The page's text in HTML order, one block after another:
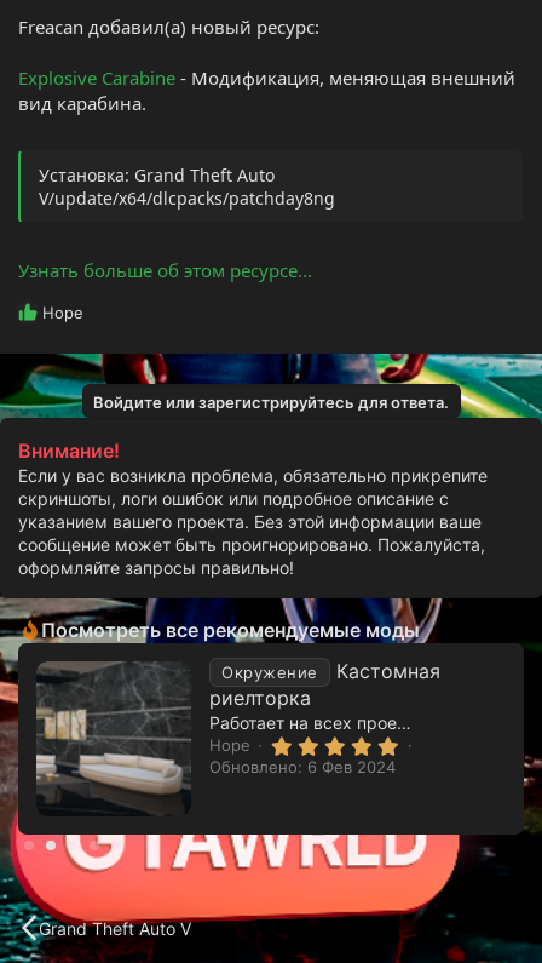
Freacan добавил(а) новый ресурс:
Explosive Carabine - Модификация, меняющая внешний
вид карабина.
Установка: Grand Theft Auto
V/update/x64/dlcpacks/patchday8ng
Узнать больше об этом ресурсе...
Р
а
к
ц
и
:
Hope
Войдите или зарегистрируйтесь для ответа.
Внимание!
Если у вас возникла проблема, обязательно прикрепите
скриншоты, логи ошибок или подробное описание с
указанием вашего проекта. Без этой информации ваше
сообщение может быть проигнорировано. Пожалуйста,
оформляйте запросы правильно!
Посмотреть все рекомендуемые моды
Окружение
Кастомная
риелторка
Работает на всех проектах RAGEMP & FiveM
Hope 5
в
ё
з
Обновлено: 6 Фев 2024
Grand Theft Auto V